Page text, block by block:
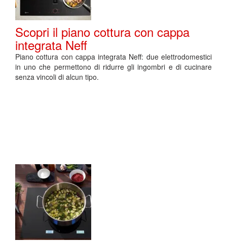
Scopri il piano cottura con cappa
integrata Neff
Piano cottura con cappa integrata Neff: due elettrodomestici
in uno che permettono di ridurre gli ingombri e di cucinare
senza vincoli di alcun tipo.